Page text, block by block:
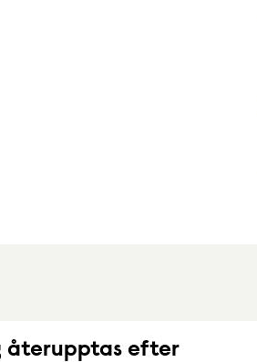
återupptas efter